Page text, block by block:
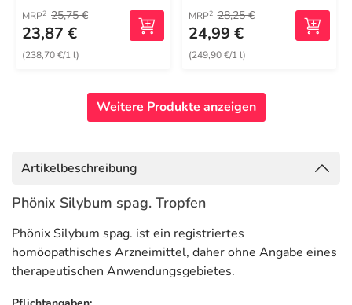
MRP2 25,75 €
23,87 €
(238,70 €/1 l)
MRP2 28,25 €
24,99 €
(249,90 €/1 l)
Weitere Produkte anzeigen
Artikelbeschreibung
Phönix Silybum spag. Tropfen
Phönix Silybum spag. ist ein registriertes
homöopathisches Arzneimittel, daher ohne Angabe eines
therapeutischen Anwendungsgebietes.